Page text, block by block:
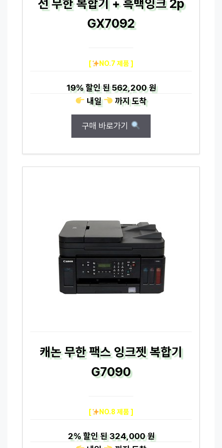
선 무한 복합기 + 흑백잉크 2p
GX7092
[ NO.7 제품 ]
19%할인 된562,200 원
내일
까지도착
구매 바로가기
캐논 무한 팩스 잉크젯 복합기
G7090
[ NO.8 제품 ]
2%할인 된324,000 원